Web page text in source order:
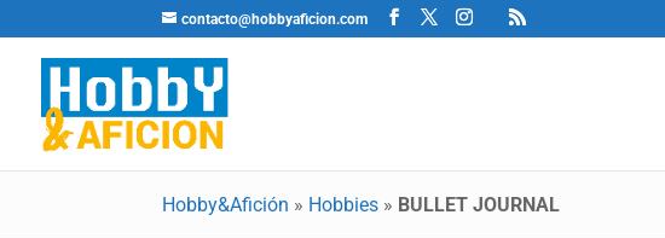
contacto@hobbyaficion.com
Hobby&Afición » Hobbies » BULLET JOURNAL